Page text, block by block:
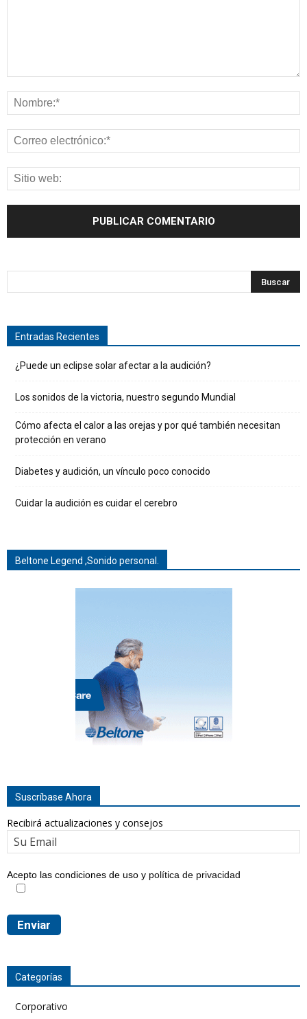
Entradas Recientes
¿Puede un eclipse solar afectar a la audición?
Los sonidos de la victoria, nuestro segundo Mundial
Cómo afecta el calor a las orejas y por qué también necesitan
protección en verano
Diabetes y audición, un vínculo poco conocido
Cuidar la audición es cuidar el cerebro
Beltone Legend ,Sonido personal.
Suscríbase Ahora
Recibirá actualizaciones y consejos
Acepto las condiciones de uso y política de privacidad
Categorías
Corporativo